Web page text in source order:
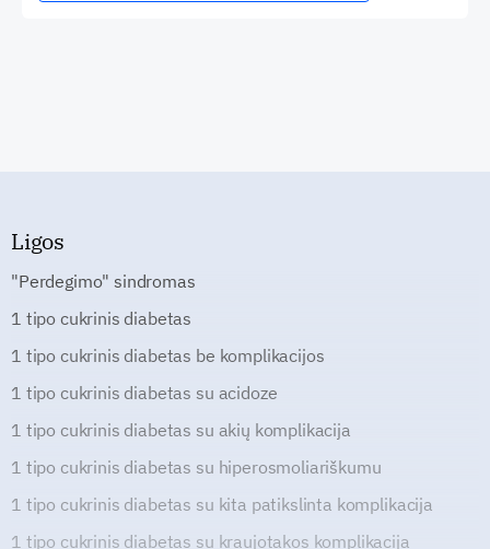
Ligos
"Perdegimo" sindromas
1 tipo cukrinis diabetas
1 tipo cukrinis diabetas be komplikacijos
1 tipo cukrinis diabetas su acidoze
1 tipo cukrinis diabetas su akių komplikacija
1 tipo cukrinis diabetas su hiperosmoliariškumu
1 tipo cukrinis diabetas su kita patikslinta komplikacija
1 tipo cukrinis diabetas su kraujotakos komplikacija